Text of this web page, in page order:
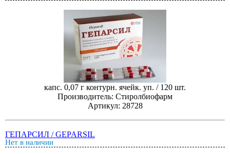
капс. 0,07 г контурн. ячейк. уп. / 120 шт.
Производитель: Стиролбиофарм
Артикул: 28728
ГЕПАРСИЛ / GEPARSIL
Нет в наличии